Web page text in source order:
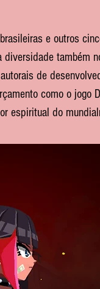
e outros
também
de
como o
espiritual do